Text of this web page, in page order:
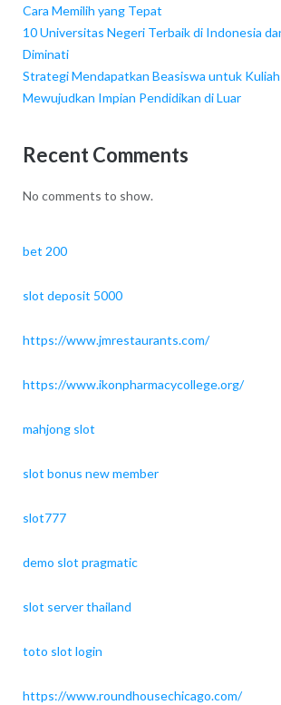
Cara Memilih yang Tepat
10 Universitas Negeri Terbaik di Indonesia
Diminati
Strategi Mendapatkan Beasiswa untuk Kuliah
Mewujudkan Impian Pendidikan di Luar
Recent Comments
No comments to show.
bet 200
slot deposit 5000
https://www.jmrestaurants.com/
https://www.ikonpharmacycollege.org/
mahjong slot
slot bonus new member
slot777
demo slot pragmatic
slot server thailand
toto slot login
https://www.roundhousechicago.com/